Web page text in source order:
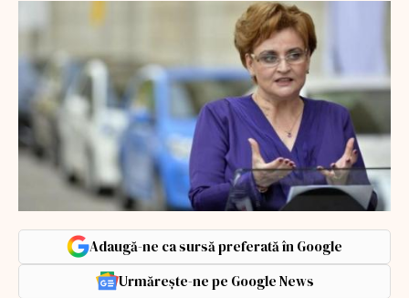
Adaugă-ne ca sursă preferată în Google
Urmărește-ne pe Google News